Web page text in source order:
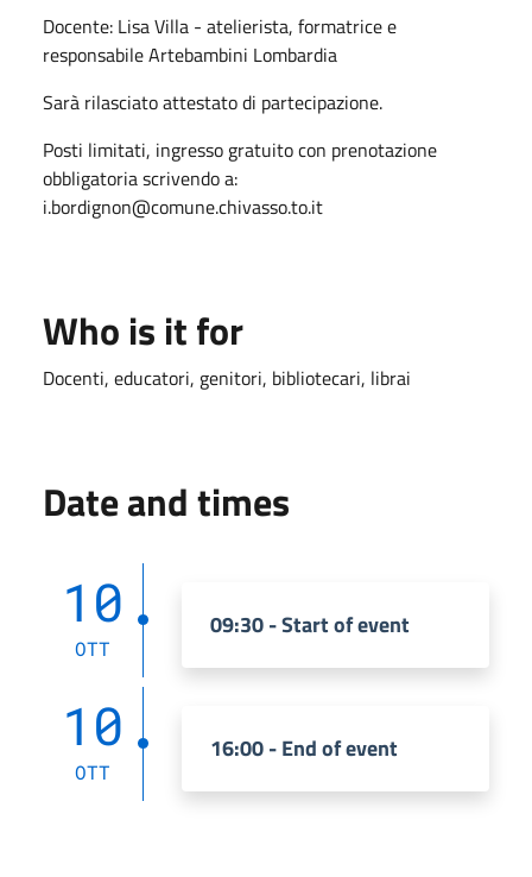
Docente: Lisa Villa - atelierista, formatricee
responsabile Artebambini Lombardia
Sarà rilasciato attestato di partecipazione.
Posti limitati, ingresso gratuito con prenotazione
obbligatoria scrivendo a:
i.bordignon@comune.chivasso.to.it
Who is it for
Docenti, educatori, genitori, bibliotecari, librai
Date and times
10
OTT
09:30 - Start of event
10
OTT
16:00 - End of event